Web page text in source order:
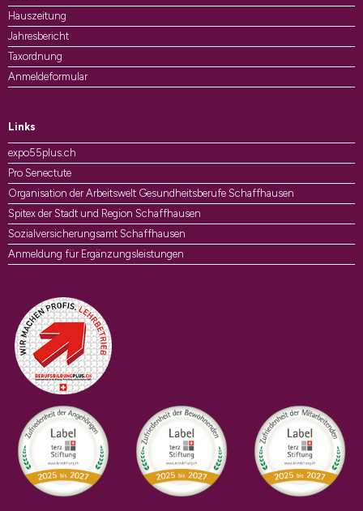
Hauszeitung
Jahresbericht
Taxordnung
Anmeldeformular
Links
expo55plus.ch
Pro Senectute
Organisation der Arbeitswelt Gesundheitsberufe Schaffhausen
Spitex der Stadt und Region Schaffhausen
Sozialversicherungsamt Schaffhausen
Anmeldung für Ergänzungsleistungen
Auszeichnungen